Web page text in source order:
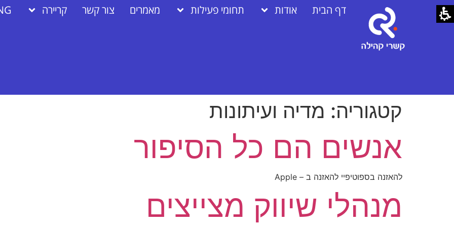
דף הבית אודות תחומי פעילות מאמרים צור קשר קריירה
קטגוריה: מדיה ועיתונות
אנשים הם כל הסיפור
להאזנה בספוטיפיי להאזנה ב – Apple
מנהלי שיווק מצייצים